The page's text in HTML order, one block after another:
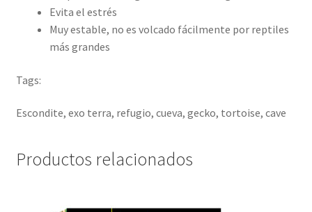
Evita el estrés
Muy estable, no es volcado fácilmente por reptiles
más grandes
Tags:
Escondite, exo terra, refugio, cueva, gecko, tortoise, cave
Productos relacionados